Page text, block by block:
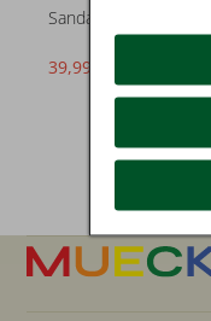
Sandalen
39,99 €